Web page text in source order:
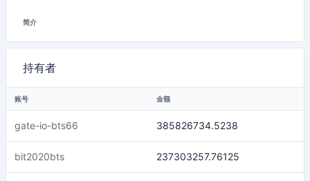
简介
持有者
账号 金额
gate-io-bts66 385826734.5238
bit2020bts 237303257.76125